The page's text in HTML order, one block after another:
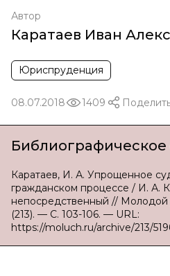
Автор
Каратаев Иван
Юриспруденция
08.07.2018 1409
Каратаев, И. А. Упрощенное
гражданском процессе / И. А.
непосредственный //
(213). — С. 103-106. — URL:
https://moluch.ru/archive/213/